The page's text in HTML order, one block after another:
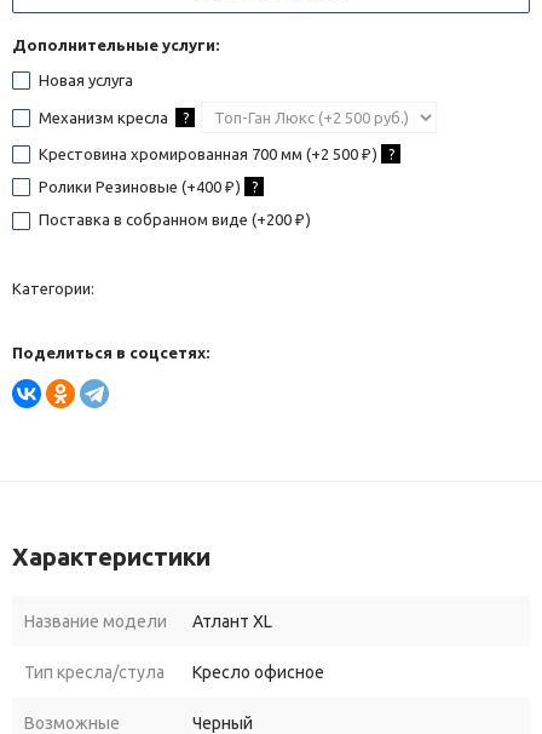
Дополнительные услуги:
Новая услуга
Механизм кресла ?
Крестовина хромированная 700 мм (+2 500 ₽ ) ?
Ролики Резиновые (+400 ₽ ) ?
Поставка в собранном виде (+200 ₽ )
Категории:
Поделиться в соцсетях:
Характеристики
Название модели Атлант XL
Тип кресла/стула Кресло офисное
Возможные
Черный